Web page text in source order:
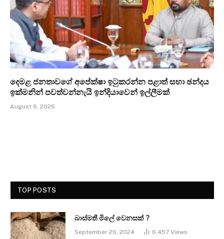
දෙමළ ජනතාවගේ අපේක්ෂා ඉටුකරන්න පළාත් සභා ඡන්දය
ඉක්මනින් පවත්වන්නැයි ඉන්දියාවෙන් ඉල්ලීමක්
August 6, 2026
TOP POSTS
බාස්මතී මිලේ වෙනසක් ?
September 26, 2024 6,457 Views